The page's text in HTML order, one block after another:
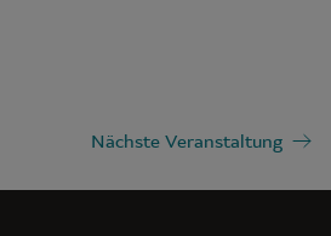
Nächste Veranstaltung